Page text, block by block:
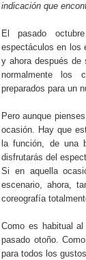
indicación que
El pasado
espectáculos en los
y ahora después de
normalmente los
preparados para un
Pero aunque
ocasión. Hay que
la función, de una
disfrutarás del
Si en aquella
escenario, ahora,
coreografía
Como es habitual
pasado otoño.
para todos los